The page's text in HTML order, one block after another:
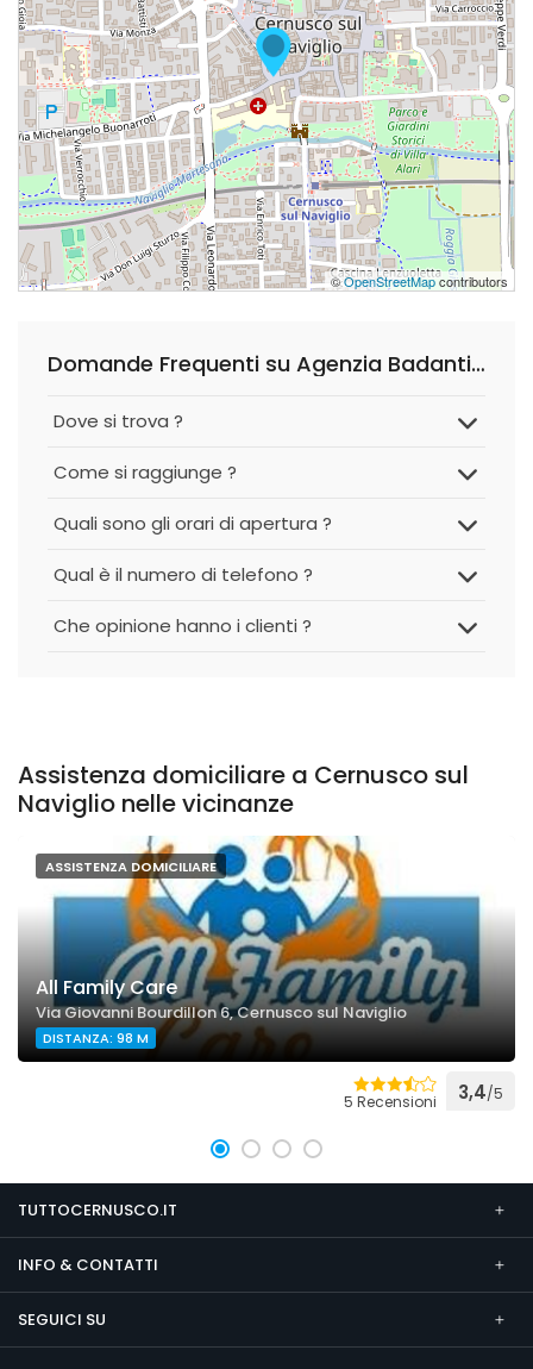
©OpenStreetMapcontributors
Domande Frequenti su Agenzia Badanti Cernusco Sul Naviglio - Santa Rosa Assistenza
Dove si trova ?
Come si raggiunge ?
Quali sono gli orari di apertura ?
Qual è il numero di telefono ?
Che opinione hanno i clienti ?
Assistenza domiciliare a Cernusco sul
Naviglio nelle vicinanze
ASSISTENZA DOMICILIARE
All Family Care
Via Giovanni Bourdillon 6, Cernusco sul Naviglio
DISTANZA: 98 M
5 Recensioni 3,4/5
TUTTOCERNUSCO.IT
INFO & CONTATTI
SEGUICI SU